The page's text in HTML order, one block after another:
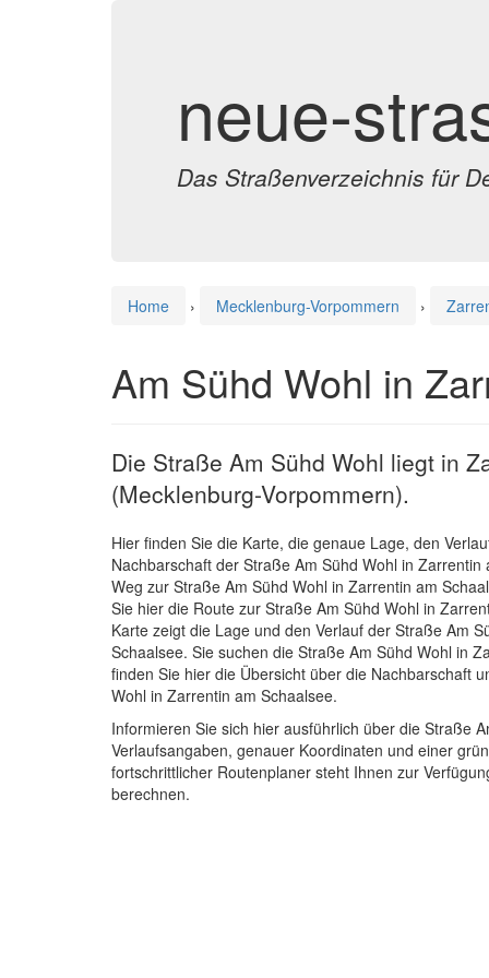
neue-
Das Straßenverzeichnis für
Home › Mecklenburg-Vorpommern ›
Am Sühd Wohl in
Die Straße Am Sühd Wohl liegt in
(Mecklenburg-Vorpommern).
Hier finden Sie die Karte, die genaue Lage, den
Nachbarschaft der Straße Am Sühd Wohl in
Weg zur Straße Am Sühd Wohl in Zarrentin am
Sie hier die Route zur Straße Am Sühd Wohl in
Karte zeigt die Lage und den Verlauf der Straße Am
Schaalsee. Sie suchen die Straße Am Sühd Wohl in
finden Sie hier die Übersicht über die Nachbarschaft
Wohl in Zarrentin am Schaalsee.
Informieren Sie sich hier ausführlich über die Straße
Verlaufsangaben, genauer Koordinaten und einer
fortschrittlicher Routenplaner steht Ihnen zur
berechnen.